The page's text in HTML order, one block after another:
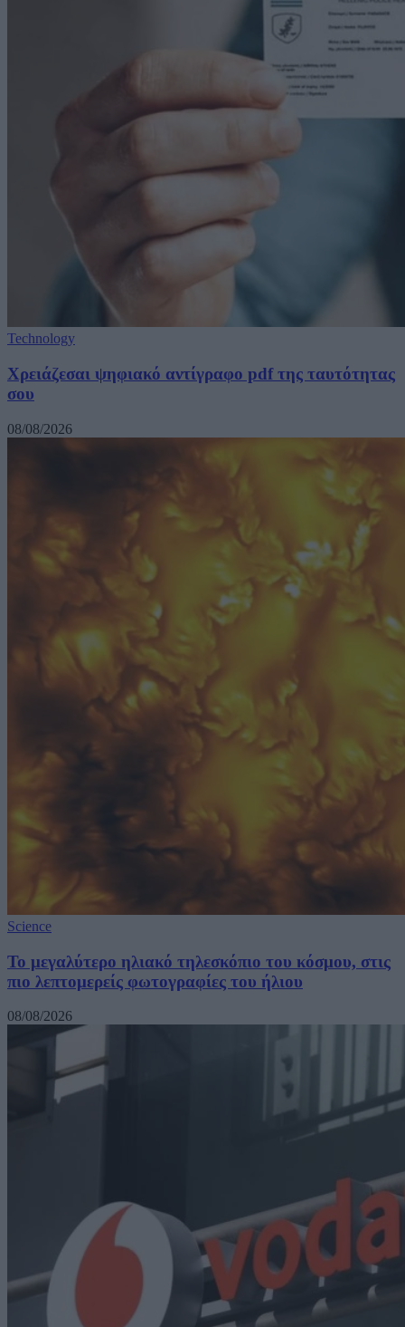
Technology
Χρειάζεσαι ψηφιακό αντίγραφο pdf της ταυτότητας
σου
08/08/2026
Science
Το μεγαλύτερο ηλιακό τηλεσκόπιο του κόσμου, στις
πιο λεπτομερείς φωτογραφίες του ήλιου
08/08/2026